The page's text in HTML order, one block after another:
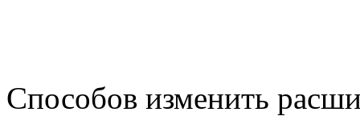
Способов изменить